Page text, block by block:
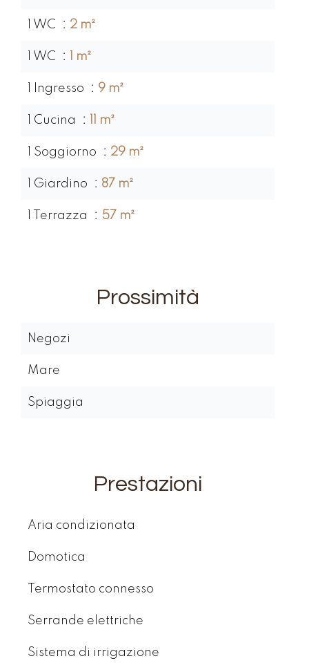
1 WC 2 m²
1 WC 1 m²
1 Ingresso 9 m²
1 Cucina 11 m²
1 Soggiorno 29 m²
1 Giardino 87 m²
1 Terrazza 57 m²
Prossimità
Negozi
Mare
Spiaggia
Prestazioni
Aria condizionata
Domotica
Termostato connesso
Serrande elettriche
Sistema di irrigazione